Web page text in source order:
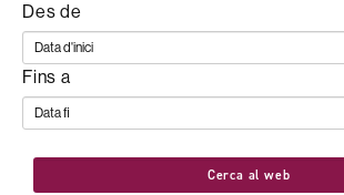
Des de
Fins a
Cerca al web